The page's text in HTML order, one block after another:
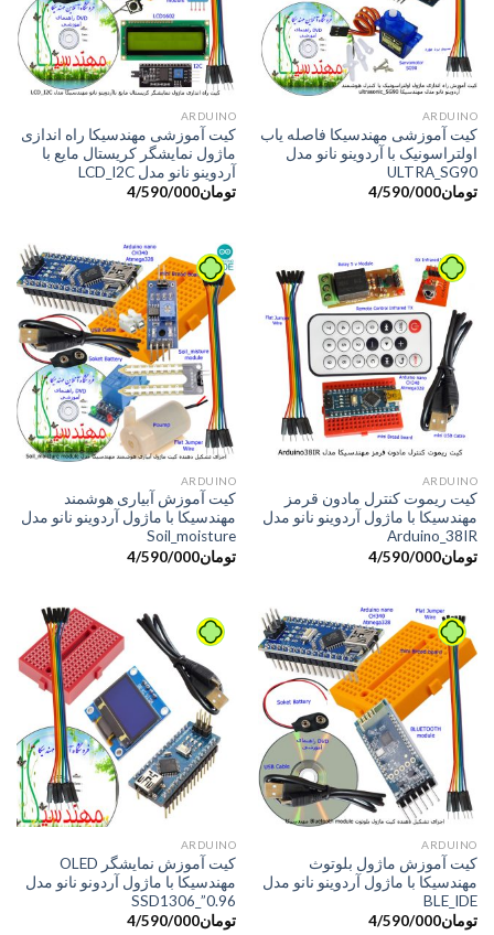
ARDUINO
کیت آموزشی مهندسیکا فاصله یاب
اولتراسونیک با آردوینو نانو مدل
ULTRA_SG90
تومان4/590/000
ARDUINO
کیت آموزشی مهندسیکا راه اندازی
ماژول نمایشگر کریستال مایع با
آردوینو نانو مدل LCD_I2C
تومان4/590/000
ARDUINO
کیت ریموت کنترل مادون قرمز
مهندسیکا با ماژول آردوینو نانو مدل
Arduino_38IR
تومان4/590/000
ARDUINO
کیت آموزش آبیاری هوشمند
مهندسیکا با ماژول آردوینو نانو مدل
Soil_moisture
تومان4/590/000
کیت آموزش ماژول بلوتوث
مهندسیکا با ماژول آردوینو نانو مدل
BLE_IDE
تومان4/590/000
ARDUINO
کیت آموزش نمایشگر OLED
مهندسیکا با ماژول آردونو نانو مدل
SSD1306_”0.96
تومان4/590/000